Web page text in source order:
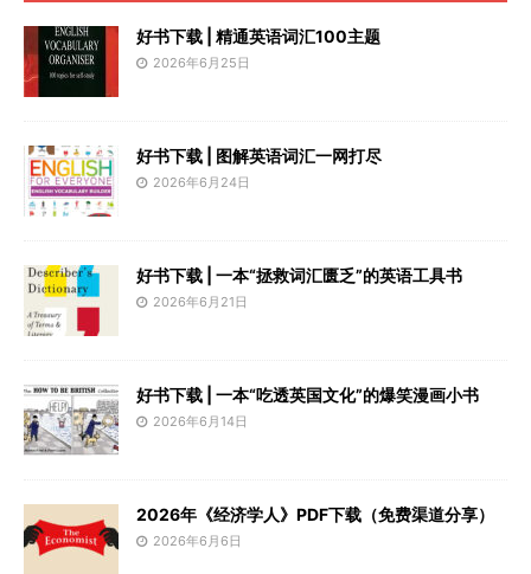
好书下载 | 精通英语词汇100主题
2026年6月25日
好书下载 | 图解英语词汇一网打尽
2026年6月24日
好书下载 | 一本“拯救词汇匮乏”的英语工具书
2026年6月21日
好书下载 | 一本“吃透英国文化”的爆笑漫画小书
2026年6月14日
2026年《经济学人》PDF下载（免费渠道分享）
2026年6月6日